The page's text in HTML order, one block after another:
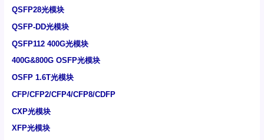
QSFP28光模块
QSFP-DD光模块
QSFP112 400G光模块
400G&800G OSFP光模块
OSFP 1.6T光模块
CFP/CFP2/CFP4/CFP8/CDFP
CXP光模块
XFP光模块